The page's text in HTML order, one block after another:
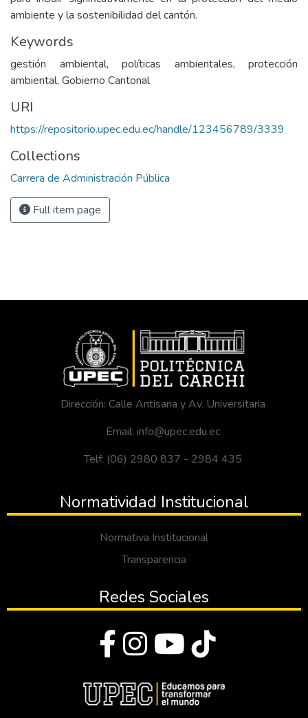
ambiente y la sostenibilidad del cantón.
Keywords
gestión ambiental, políticas ambientales, protección
ambiental, Gobierno Cantonal
URI
https://repositorio.upec.edu.ec/handle/123456789/3339
Collections
Carrera de Administración Pública
Full item page
Dirección: Calle Antisana y Av. Universitaria
Email: info@upec.edu.ec
Telf: (06) 2980 837 - 2984 435
Normatividad Institucional
Normativa Institucional
Transparencia
Redes Sociales